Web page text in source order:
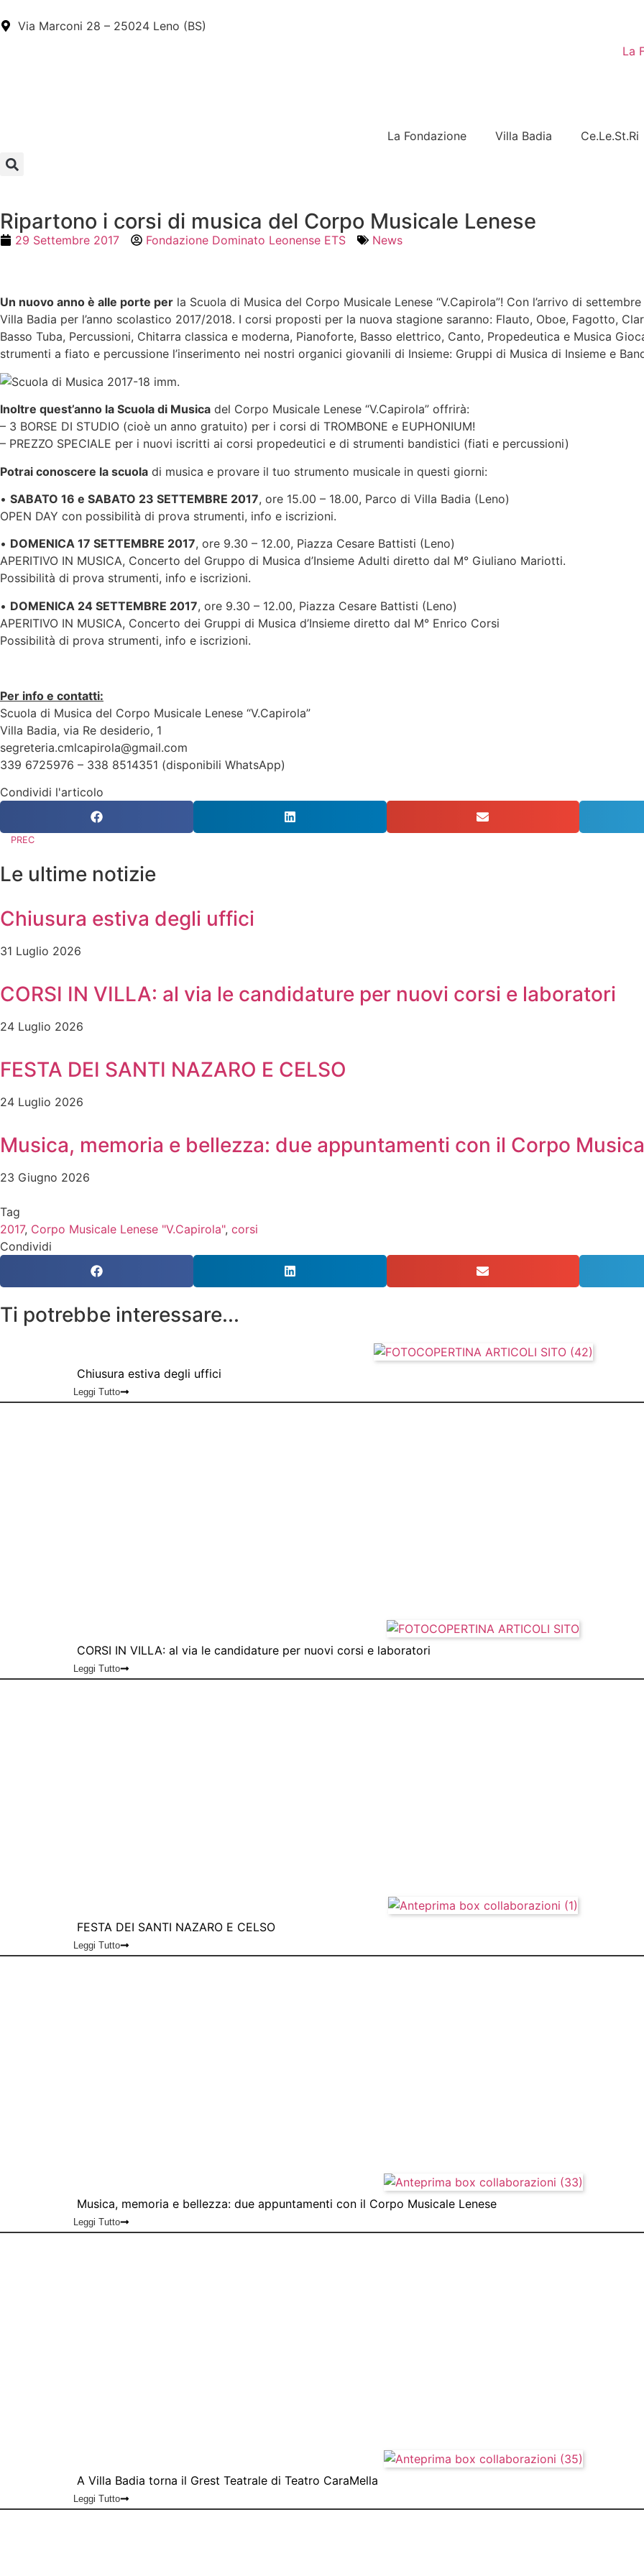
Via Marconi 28 – 25024 Leno (BS)
La
La Fondazione Villa Badia Ce.Le.St.Ri
Ripartono i corsi di musica del Corpo Musicale Lenese
29 Settembre 2017 Fondazione Dominato Leonense ETS News
Un nuovo anno è alle porte per la Scuola di Musica del Corpo Musicale Lenese “V.Capirola”! Con l’arrivo di
Villa Badia per l’anno scolastico 2017/2018. I corsi proposti per la nuova stagione saranno: Flauto, Oboe, Fagotto,
Basso Tuba, Percussioni, Chitarra classica e moderna, Pianoforte, Basso elettrico, Canto, Propedeutica e Musica
strumenti a fiato e percussione l’inserimento nei nostri organici giovanili di Insieme: Gruppi di Musica di Insieme e
Inoltre quest’anno la Scuola di Musica del Corpo Musicale Lenese “V.Capirola” offrirà:
– 3 BORSE DI STUDIO (cioè un anno gratuito) per i corsi di TROMBONE e EUPHONIUM!
– PREZZO SPECIALE per i nuovi iscritti ai corsi propedeutici e di strumenti bandistici (fiati e percussioni)
Potrai conoscere la scuola di musica e provare il tuo strumento musicale in questi giorni:
• SABATO 16 e SABATO 23 SETTEMBRE 2017, ore 15.00 – 18.00, Parco di Villa Badia (Leno)
OPEN DAY con possibilità di prova strumenti, info e iscrizioni.
• DOMENICA 17 SETTEMBRE 2017, ore 9.30 – 12.00, Piazza Cesare Battisti (Leno)
APERITIVO IN MUSICA, Concerto del Gruppo di Musica d’Insieme Adulti diretto dal M° Giuliano Mariotti.
Possibilità di prova strumenti, info e iscrizioni.
• DOMENICA 24 SETTEMBRE 2017, ore 9.30 – 12.00, Piazza Cesare Battisti (Leno)
APERITIVO IN MUSICA, Concerto dei Gruppi di Musica d’Insieme diretto dal M° Enrico Corsi
Possibilità di prova strumenti, info e iscrizioni.
Per info e contatti:
Scuola di Musica del Corpo Musicale Lenese “V.Capirola”
Villa Badia, via Re desiderio, 1
segreteria.cmlcapirola@gmail.com
339 6725976 – 338 8514351 (disponibili WhatsApp)
Condividi l'articolo
PREC
Le ultime notizie
Chiusura estiva degli uffici
31 Luglio 2026
CORSI IN VILLA: al via le candidature per nuovi corsi e laboratori
24 Luglio 2026
FESTA DEI SANTI NAZARO E CELSO
24 Luglio 2026
Musica, memoria e bellezza: due appuntamenti con il Corpo
23 Giugno 2026
Tag
2017, Corpo Musicale Lenese "V.Capirola", corsi
Condividi
Ti potrebbe interessare...
Chiusura estiva degli uffici
Leggi Tutto
CORSI IN VILLA: al via le candidature per nuovi corsi e laboratori
Leggi Tutto
FESTA DEI SANTI NAZARO E CELSO
Leggi Tutto
Musica, memoria e bellezza: due appuntamenti con il Corpo Musicale Lenese
Leggi Tutto
A Villa Badia torna il Grest Teatrale di Teatro CaraMella
Leggi Tutto